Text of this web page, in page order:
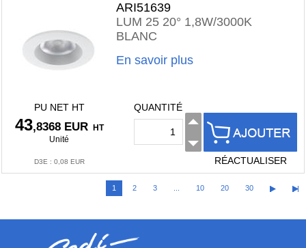
ARI51639
LUM 25 20° 1,8W/3000K
BLANC
En savoir plus
PU NET HT
43,8368 EUR
HT
Unité
D3E : 0,08 EUR
QUANTITÉ
RÉACTUALISER
1 2 3 10 20 30